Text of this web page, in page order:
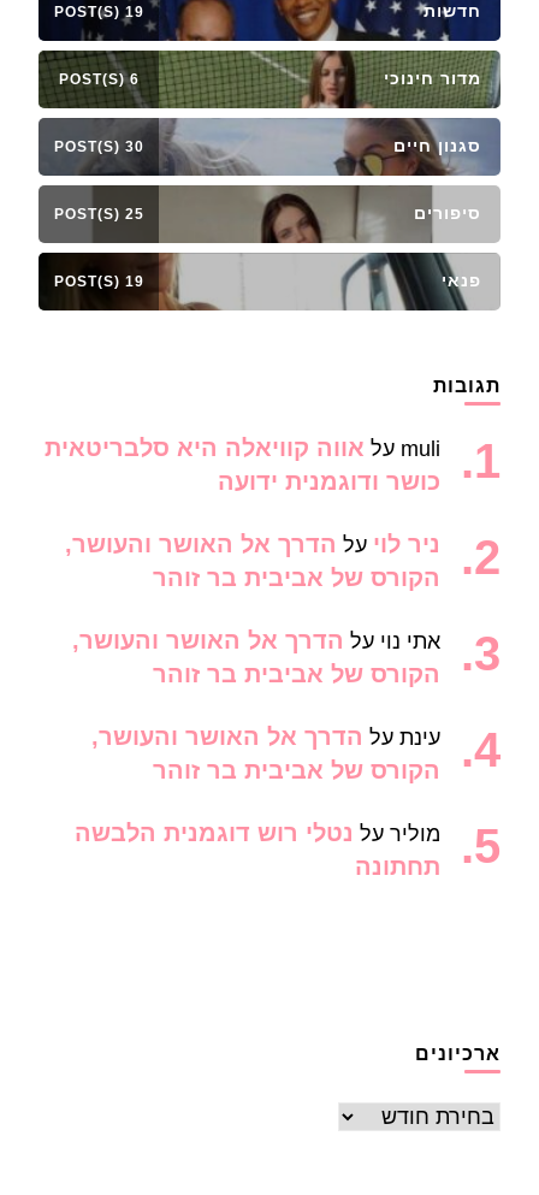
חדשות 19 POST(S)
מדור חינוכי 6 POST(S)
סגנון חיים 30 POST(S)
סיפורים 25 POST(S)
פנאי 19 POST(S)
תגובות
muli על אווה קוויאלה היא סלבריטאית
כושר ודוגמנית ידועה
ניר לוי על הדרך אל האושר והעושר,
הקורס של אביבית בר זוהר
אתי נוי על הדרך אל האושר והעושר,
הקורס של אביבית בר זוהר
עינת על הדרך אל האושר והעושר,
הקורס של אביבית בר זוהר
מוליר על נטלי רוש דוגמנית הלבשה
תחתונה
ארכיונים
ארכיונים